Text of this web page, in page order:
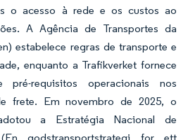
o acesso à rede e os custos ao
A Agência de Transportes da
estabelece regras de transporte e
enquanto a Trafikverket fornece
pré-requisitos operacionais nos
frete. Em novembro de 2025, o
a Estratégia Nacional de